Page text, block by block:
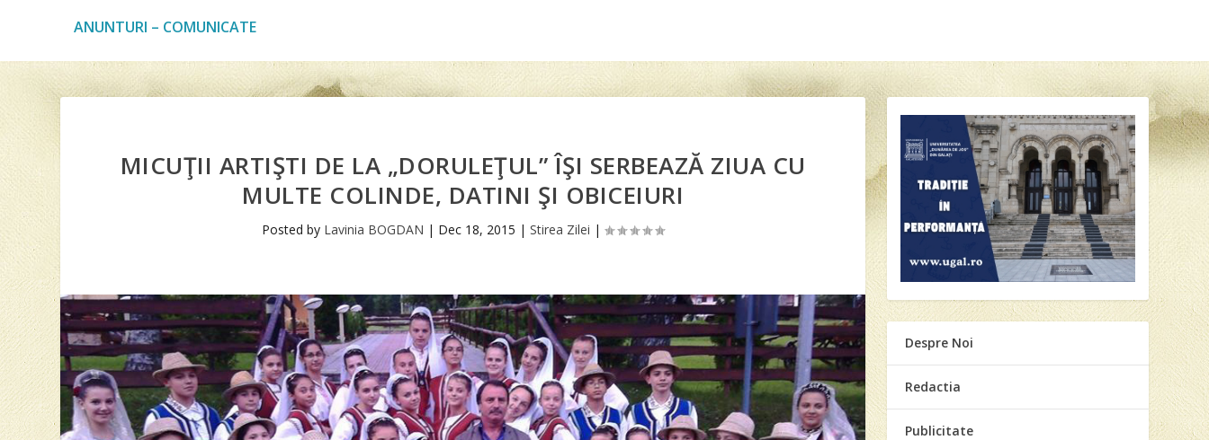
ANUNTURI – COMUNICATE
MICUŢII ARTIŞTI DE LA „DORULEŢUL” ÎŞI SERBEAZĂ ZIUA CU
MULTE COLINDE, DATINI ŞI OBICEIURI
Posted by Lavinia BOGDAN | Dec 18, 2015 |Stirea Zilei |
Despre Noi
Redactia
Publicitate